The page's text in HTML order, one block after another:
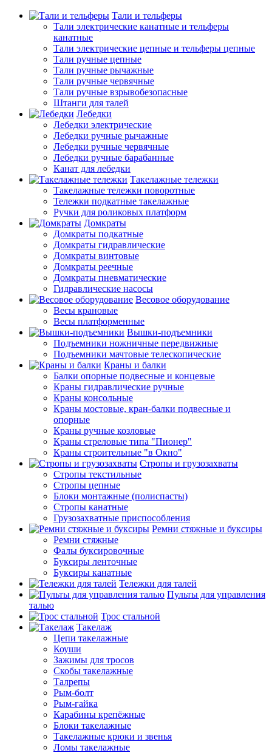
Тали и тельферы
Тали электрические канатные и тельферы
канатные
Тали электрические цепные и тельферы цепные
Тали ручные цепные
Тали ручные рычажные
Тали ручные червячные
Тали ручные взрывобезопасные
Штанги для талей
Лебедки
Лебедки электрические
Лебедки ручные рычажные
Лебедки ручные червячные
Лебедки ручные барабанные
Канат для лебедки
Такелажные тележки
Такелажные тележки поворотные
Тележки подкатные такелажные
Ручки для роликовых платформ
Домкраты
Домкраты подкатные
Домкраты гидравлические
Домкраты винтовые
Домкраты реечные
Домкраты пневматические
Гидравлические насосы
Весовое оборудование
Весы крановые
Весы платформенные
Вышки-подъемники
Подъемники ножничные передвижные
Подъемники мачтовые телескопические
Краны и балки
Балки опорные подвесные и концевые
Краны гидравлические ручные
Краны консольные
Краны мостовые, кран-балки подвесные и
опорные
Краны ручные козловые
Краны стреловые типа "Пионер"
Краны строительные "в Окно"
Стропы и грузозахваты
Стропы текстильные
Стропы цепные
Блоки монтажные (полиспасты)
Стропы канатные
Грузозахватные приспособления
Ремни стяжные и буксиры
Ремни стяжные
Фалы буксировочные
Буксиры ленточные
Буксиры канатные
Тележки для талей
Пульты для управления
талью
Трос стальной
Такелаж
Цепи такелажные
Коуши
Зажимы для тросов
Скобы такелажные
Талрепы
Рым-болт
Рым-гайка
Карабины крепёжные
Блоки такелажные
Такелажные крюки и звенья
Ломы такелажные